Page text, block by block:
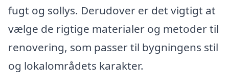
fugt og sollys. Derudover er det vigtigt at
vælge de rigtige materialer og metoder til
renovering, som passer til bygningens stil
og lokalområdets karakter.